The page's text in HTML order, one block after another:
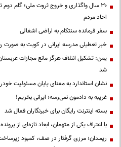
۳۰ سال واگذاری و خروج ثروت ملی؛ گام
احاد مردم
سفر فرمانده سنتکام به اراضی اشغالی
خبر تعطیلی مدرسه ایرانی در کویت به صورت
یمن: تشکیل ائتلاف هرگز مانع مجازات
شد
نشان استاندارد به معنای پایان مسئولیت
غریبه به دادمون نمی‌رسه؛ ایرانی بخریم!
بسته اینترنت رایگان برای خبرنگاران فعال شد
با اعتراف یکی از متهمان، ابعاد تازه‌ای از